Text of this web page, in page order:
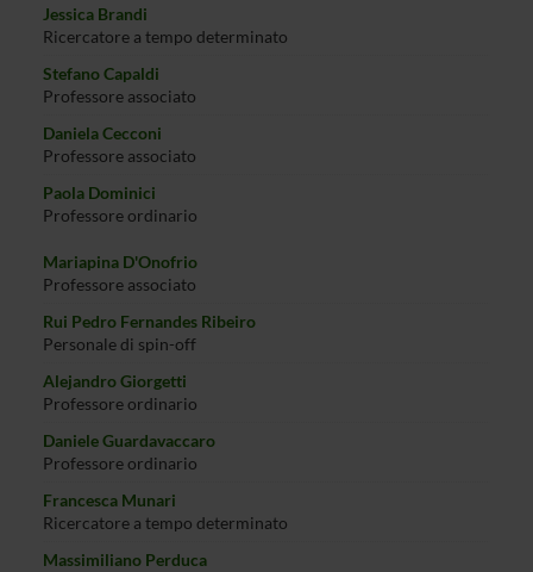
Jessica Brandi
Ricercatore a tempo determinato
Stefano Capaldi
Professore associato
Daniela Cecconi
Professore associato
Paola Dominici
Professore ordinario
Mariapina D'Onofrio
Professore associato
Rui Pedro Fernandes Ribeiro
Personale di spin-off
Alejandro Giorgetti
Professore ordinario
Daniele Guardavaccaro
Professore ordinario
Francesca Munari
Ricercatore a tempo determinato
Massimiliano Perduca